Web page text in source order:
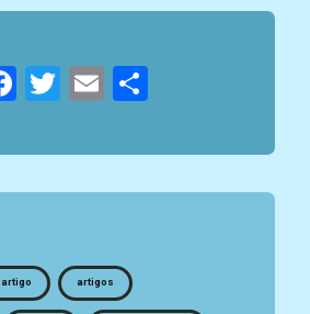
Facebook
Twitter
Email
artigo artigos